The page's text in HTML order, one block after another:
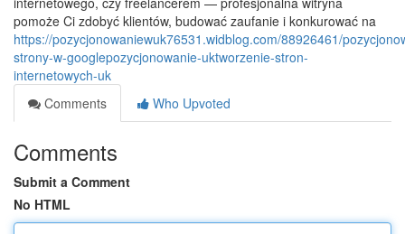
pomoże Ci zdobyć klientów, budować zaufanie i konkurować na
https://pozycjonowaniewuk76531.widblog.com/88926461/
strony-w-googlepozycjonowanie-uktworzenie-stron-
internetowych-uk
Comments
Who Upvoted
Comments
Submit a Comment
No HTML